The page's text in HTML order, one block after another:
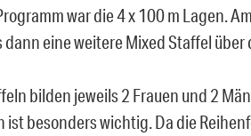
war die 4 x 100 m Lagen.
eine weitere Mixed Staffel
bilden jeweils 2 Frauen und 2
ist besonders wichtig. Da die